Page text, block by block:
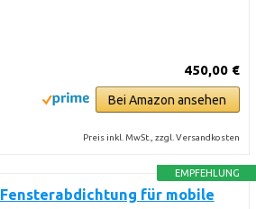
450,00 €
Bei Amazon ansehen
Preis inkl. MwSt., zzgl. Versandkosten
EMPFEHLUNG
für mobile